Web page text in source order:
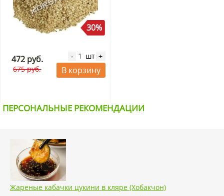
30%
472 руб.
675 руб.
- шт +
В корзину
ПЕРСОНАЛЬНЫЕ РЕКОМЕНДАЦИИ
Жареные кабачки цукини в кляре (Хобакчон)